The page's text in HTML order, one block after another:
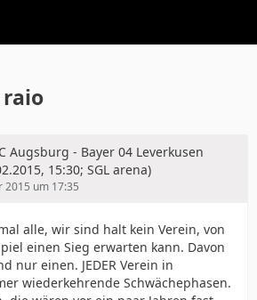
Augsburg - Bayer 04 Leverkusen
15:30; SGL arena)
2015 um 17:35
alle, wir sind halt kein Verein, von
einen Sieg erwarten kann. Davon
nur einen. JEDER Verein in
wiederkehrende Schwächephasen.